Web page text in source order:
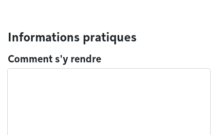
Informations pratiques
Comment s'y rendre